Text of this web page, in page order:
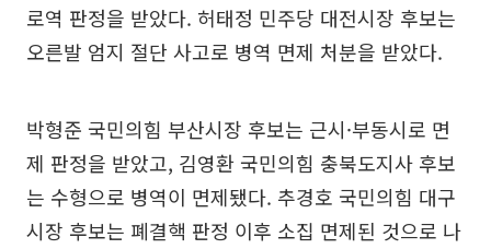
로역 판정을 받았다. 허태정 민주당 대전시장 후보는
오른발 엄지 절단 사고로 병역 면제 처분을 받았다.
박형준 국민의힘 부산시장 후보는 근시·부동시로 면
제 판정을 받았고, 김영환 국민의힘 충북도지사 후보
는 수형으로 병역이 면제됐다. 추경호 국민의힘 대구
시장 후보는 폐결핵 판정 이후 소집 면제된 것으로 나